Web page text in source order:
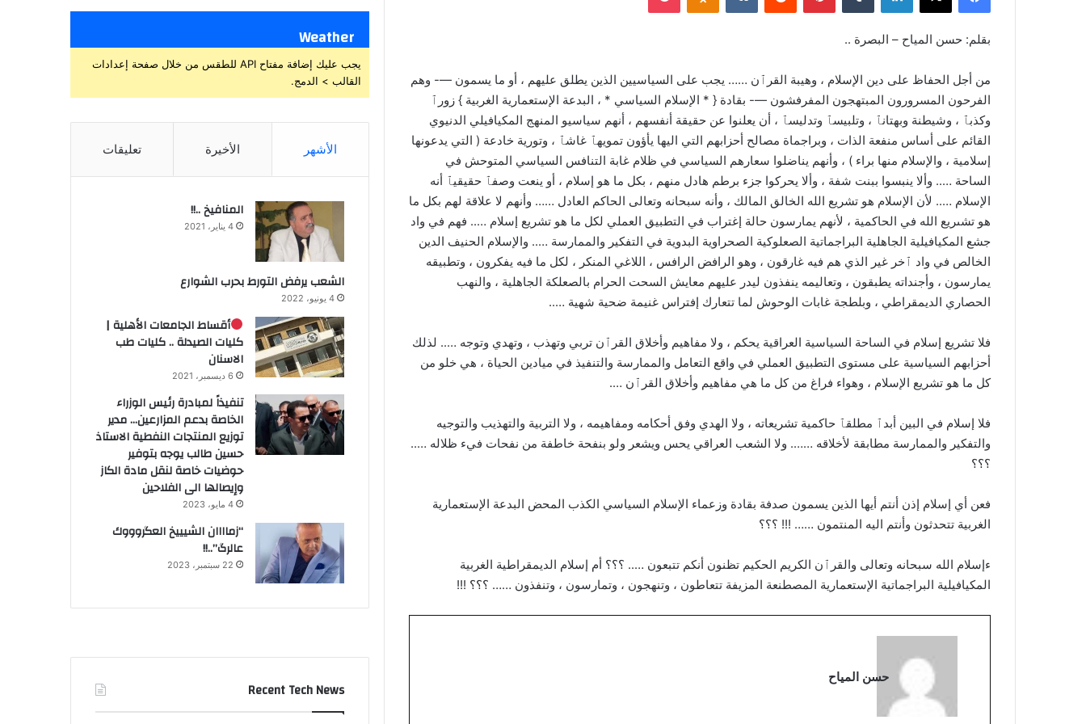
بقلم: حسن المياح – البصرة ..
من أجل الحفاظ على دين الإسلام ، وهيبة القرٱن …… يجب على السياسيين الذين يطلق عليهم ، أو ما يسمون —- وهم
الفرحون المسرورون المبتهجون المفرفشون —- بقادة { * الإسلام السياسي * ، البدعة الإستعمارية الغربية } زورٱ
وكذبٱ ، وشيطنة وبهتانٱ ، وتلبيسٱ وتدليسٱ ، أن يعلنوا عن حقيقة أنفسهم ، أنهم سياسيو المنهج المكيافيلي الدنيوي
القائم على أساس منفعة الذات ، وبراجماة مصالح أحزابهم التي اليها يأؤون تمويه‍ٱ غاشٱ ، وتورية خادعة ( التي يدعونها
إسلامية ، والإسلام منها براء ) ، وأنهم يناضلوا سعارهم السياسي في ظلام غابة التنافس السياسي المتوحش في
الساحة ….. وألا ينبسوا ببنت شفة ، وألا يحركوا جزء برطم هادل منهم ، بكل ما هو إسلام ، أو ينعت وصفٱ حقيقيٱ أنه
الإسلام ….. لأن الإسلام هو تشريع الله الخالق المالك ، وأنه سبحانه وتعالى الحاكم العادل …… وأنهم لا علاقة لهم بكل ما
هو تشىريع الله في الحاكمية ، لأنهم يمارسون حالة إغتراب في التطبيق العملي لكل ما هو تشريع إسلام ….. فهم في واد
جشع المكيافيلية الجاهلية البراجماتية الصعلوكية الصحراوية البدوية في التفكير والممارسة ….. والإسلام الحنيف الدين
الخالص في واد ٱخر غير الذي هم فيه غارقون ، وهو الرافض الرافس ، اللاغي المنكر ، لكل ما فيه يفكرون ، وتطبيقه
يمارسون ، وأجنداته يطبقون ، وتعاليمه ينفذون ليدر عليهم معايش السحت الحرام بالصعلكة الجاهلية ، والنهب
الحصاري الديمقراطي ، وبلطجة غابات الوحوش لما تتعارك إفتراس غنيمة ضحية شهية …..
فلا تشريع إسلام في الساحة السياسية العراقية يحكم ، ولا مفاهيم وأخلاق القرٱن تربي وتهذب ، وتهدي وتوجه ….. لذلك
أحزابهم السياسية على مستوى التطبيق العملي في واقع التعامل والممارسة والتنفيذ في ميادين الحياة ، هي خلو من
كل ما هو تشريع الإسلام ، وهواء فراغ من كل ما هي مفاهيم وأخلاق القرٱن ….
فلا إسلام في البين أبدٱ مطلقٱ حاكمية تشريعاته ، ولا الهدي وفق أحكامه ومفاهيمه ، ولا التربية والتهذيب والتوجيه
والتفكير والممارسة مطابقة لأخلاقه ……. ولا الشعب العراقي يحس ويشعر ولو بنفحة خاطفة من نفحات فيء ظلاله …..
؟؟؟
فعن أي إسلام إذن أنتم أيها الذين يسمون صدفة بقادة وزعماء الإسلام السياسي الكذب المحض البدعة الإستعمارية
الغربية تتحدثون وأنتم اليه المنتمون …… !!! ؟؟؟
ءإسلام الله سبحانه وتعالى والقرٱن الكريم الحكيم تظنون أنكم تتبعون ….. ؟؟؟ أم إسلام الديمقراطية الغربية
المكيافيلية البراجماتية الإستعمارية المصطنعة المزيفة تتعاطون ، وتنهجون ، وتمارسون ، وتنفذون …… ؟؟؟ !!!
حسن المياح
Weather
يجب عليك إضافة مفتاح API للطقس من خلال صفحة إعدادات
القالب > الدمج.
الأشهر الأخيرة تعليقات
المنافيخ ..!!
4 يناير، 2021
الشعب يرفض التورط بحرب الشوارع
4 يونيو، 2022
أقساط الجامعات الأهلية |
كليات الصيدلة .. كليات طب
الاسنان
6 ديسمبر، 2021
تنفيذاً لمبادرة رئيس الوزراء
الخاصة بدعم المزارعين… مدير
توزيع المنتجات النفطية الاستاذ
حسين طالب يوجه بتوفير
حوضيات خاصة لنقل مادة الكاز
وإيصالها الى الفلاحين
4 مايو، 2023
“زماااان الشيييخ العگروووك
عالرگ”..!!
22 سبتمبر، 2023
Recent Tech News